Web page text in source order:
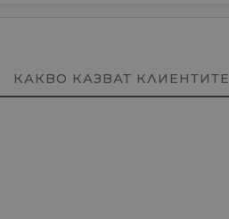
КАКВО КАЗВАТ КЛИЕНТИТЕ